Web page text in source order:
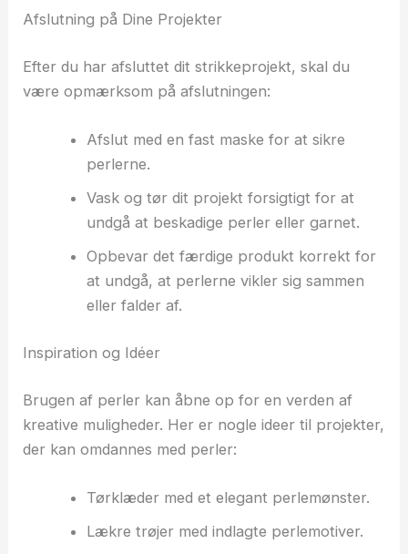
Afslutning på Dine Projekter
Efter du har afsluttet dit strikkeprojekt, skal du
være opmærksom på afslutningen:
Afslut med en fast maske for at sikre
perlerne.
Vask og tør dit projekt forsigtigt for at
undgå at beskadige perler eller garnet.
Opbevar det færdige produkt korrekt for
at undgå, at perlerne vikler sig sammen
eller falder af.
Inspiration og Idéer
Brugen af perler kan åbne op for en verden af
kreative muligheder. Her er nogle ideer til projekter,
der kan omdannes med perler:
Tørklæder med et elegant perlemønster.
Lækre trøjer med indlagte perlemotiver.